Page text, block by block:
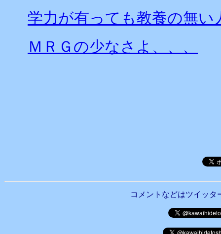
学力が有っても教養の無い
ＭＲＧの少なさよ、、、
コメントなどはツイッタ